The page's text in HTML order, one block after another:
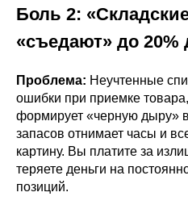
Боль 2:
«съедают» до 20%
Проблема: Неучтенные
ошибки при приемке
формирует «черную дыру»
запасов отнимает часы и
картину. Вы платите за
теряете деньги на
позиций.